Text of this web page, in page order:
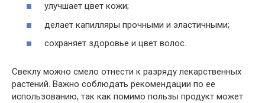
улучшает цвет кожи;
делает капилляры прочными и эластичными;
сохраняет здоровье и цвет волос.
Свеклу можно смело отнести к разряду лекарственных
растений. Важно соблюдать рекомендации по ее
использованию, так как помимо пользы продукт может